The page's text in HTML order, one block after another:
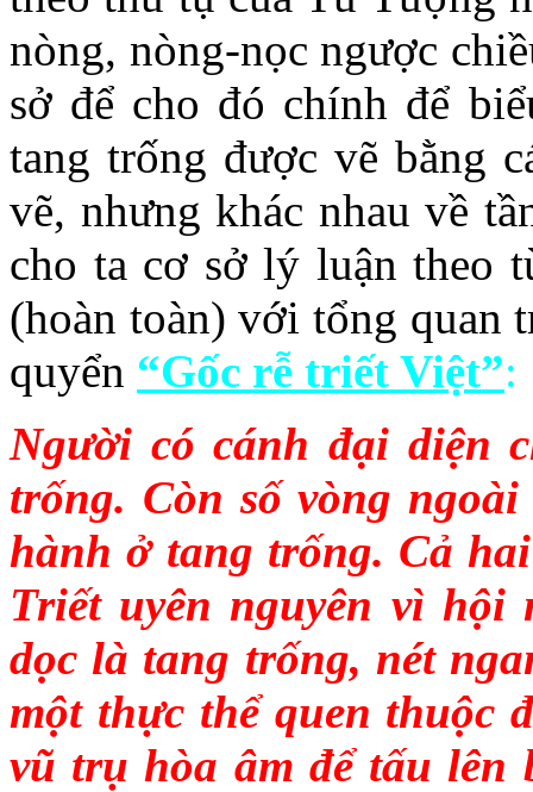
nòng, nòng-nọc ngược
sở để cho đó chính để
tang trống được vẽ bằng
vẽ, nhưng khác nhau về
cho ta cơ sở lý luận theo
(hoàn toàn) với tổng
quyển “Gốc rễ triết Việt”:
Người có cánh đại diện
trống. Còn số vòng
hành ở tang trống. Cả
Triết uyên nguyên vì
dọc là tang trống, nét
một thực thể quen thuộc
vũ trụ hòa âm để tấu lên